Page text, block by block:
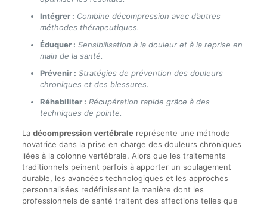
Intégrer : Combine décompression avec d’autres
méthodes thérapeutiques.
Éduquer : Sensibilisation à la douleur et à la reprise en
main de la santé.
Prévenir : Stratégies de prévention des douleurs
chroniques et des blessures.
Réhabiliter : Récupération rapide grâce à des
techniques de pointe.
La décompression vertébralereprésente une méthode
novatrice dans la prise en charge des douleurs chroniques
liées à la colonne vertébrale. Alors que les traitements
traditionnels peinent parfois à apporter un soulagement
durable, les avancées technologiques et les approches
personnalisées redéfinissent la manière dont les
professionnels de santé traitent des affections telles que